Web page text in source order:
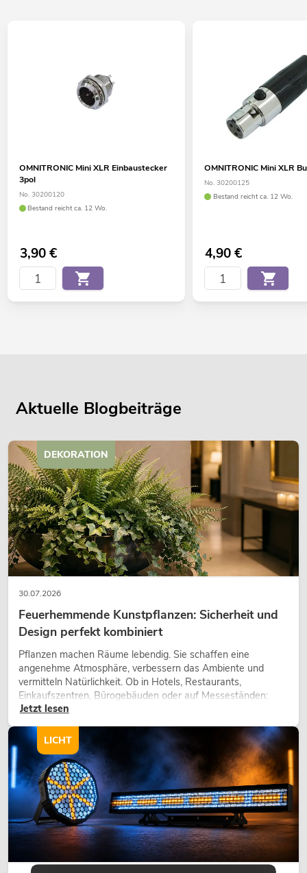
OMNITRONIC Mini XLR Einbaustecker
3pol
No. 30200120
Bestand reicht ca. 12 Wo.
3,90€
OMNITRONIC Mini XLR
No. 30200125
Bestand reicht ca. 12 Wo.
4,90€
Aktuelle Blogbeiträge
30.07.2026
Feuerhemmende Kunstpflanzen: Sicherheit und
Design perfekt kombiniert
Pflanzen machen Räume lebendig. Sie schaffen eine
angenehme Atmosphäre, verbessern das Ambiente und
vermitteln Natürlichkeit. Ob in Hotels, Restaurants,
Einkaufszentren, Bürogebäuden oder auf Messeständen:
eine hochwertige Begrünung gehört heute längst zum
Jetzt lesen
DEKORATION
LICHT